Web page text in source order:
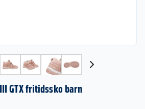
GTX fritidssko barn